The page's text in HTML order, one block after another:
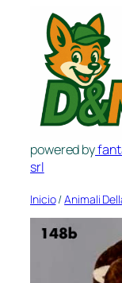
contenido
powered by
srl
Inicio/Animali